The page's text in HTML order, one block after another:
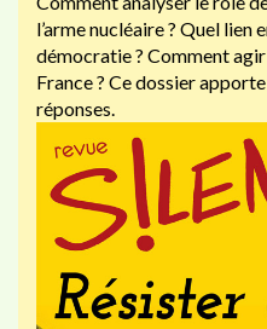
l’arme nucléaire ? Quel lien
démocratie ? Comment
France ? Ce dossier
réponses.